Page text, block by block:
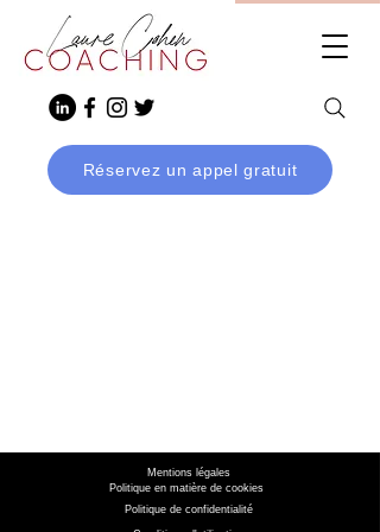
Réservez un appel gratuit
Mentions légales
Politique en matière de cookies
Politique de confidentialité